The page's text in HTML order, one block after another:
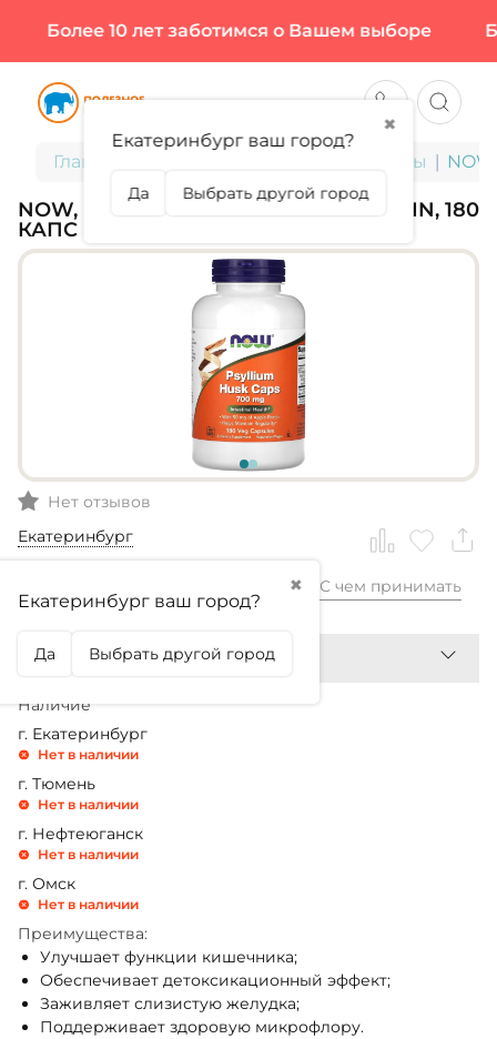
Более 10 лет заботимся о Вашем выборе
Главная БАДы для здоровья и красоты
NOW, PSYLLIUM HUSK 700 МГ + PECTIN, 180
КАПС (90 ПОРЦИЙ)
Нет отзывов
Екатеринбург
✖
Екатеринбург ваш город?
Да Выбрать другой город
2 099,99₽ С чем принимать
Наличие
г. Екатеринбург
Нет в наличии
г. Тюмень
Нет в наличии
г. Нефтеюганск
Нет в наличии
г. Омск
Нет в наличии
Преимущества:
Улучшает функции кишечника;
Обеспечивает детоксикационный эффект;
Заживляет слизистую желудка;
Поддерживает здоровую микрофлору.
✖
Екатеринбург ваш город?
Да Выбрать другой город